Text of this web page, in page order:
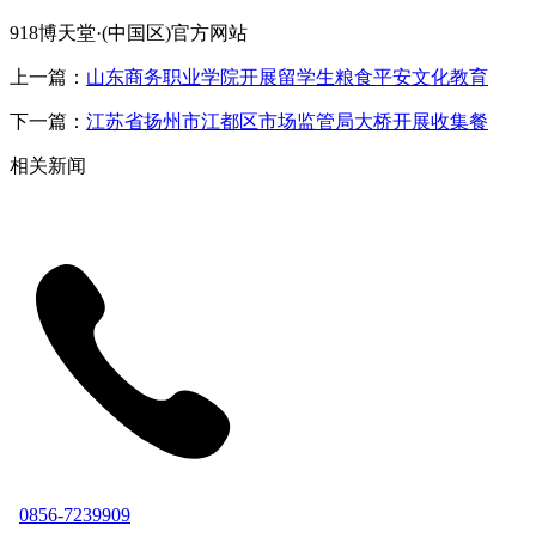
918博天堂·(中国区)官方网站
上一篇： 山东商务职业学院开展留学生粮食平安文化教育
下一篇： 江苏省扬州市江都区市场监管局大桥开展收集餐
相关新闻
0856-7239909